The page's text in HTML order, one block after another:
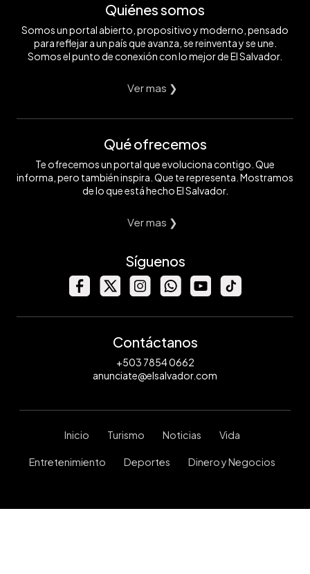
Quiénes somos
Somos un portal abierto, propositivo y moderno, pensado
para reflejar a un país que avanza, se reinventa y se une.
Somos el punto de conexión con lo mejor de El Salvador.
Ver mas ❯
Qué ofrecemos
Te ofrecemos un portal que evoluciona contigo. Que
informa, pero también inspira. Que te representa. Mostramos
de lo que está hecho El Salvador.
Ver mas ❯
Síguenos
Contáctanos
+503 7854 0662
anunciate@elsalvador.com
Inicio Turismo Noticias Vida
Entretenimiento Deportes Dinero y Negocios